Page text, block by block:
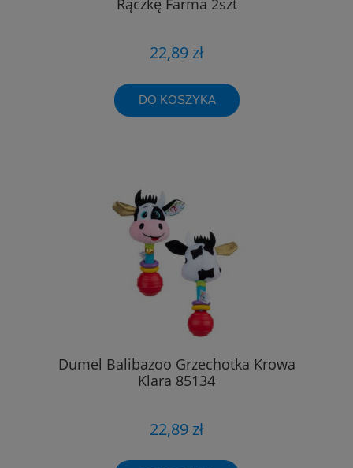
Rączkę Farma 2szt
22,89 zł
DO KOSZYKA
Dumel Balibazoo Grzechotka Krowa
Klara 85134
22,89 zł